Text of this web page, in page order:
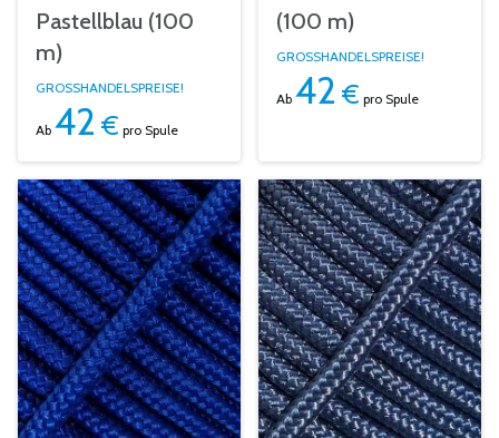
Pastellblau (100
m)
GROSSHANDELSPREISE!
Ab 42 € pro Spule
(100 m)
GROSSHANDELSPREISE!
Ab 42 € pro Spule